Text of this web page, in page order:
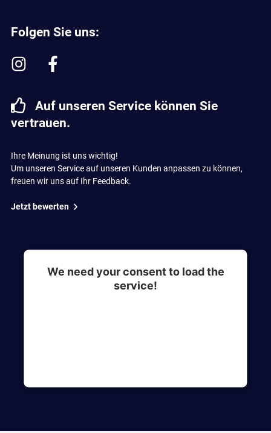
Folgen Sie uns:
Auf unseren Service können Sie
vertrauen.
Ihre Meinung ist uns wichtig!
Um unseren Service auf unseren Kunden anpassen zu können,
freuen wir uns auf Ihr Feedback.
Jetzt bewerten
We need your consent to load the
service!